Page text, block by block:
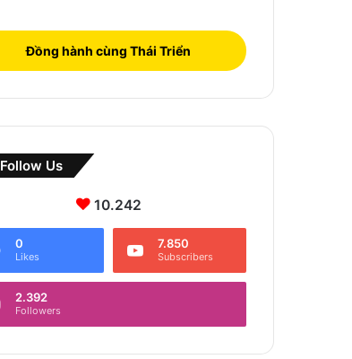
Đồng hành cùng Thái Triển
Follow Us
10.242
0
Likes
7.850
Subscribers
2.392
Followers